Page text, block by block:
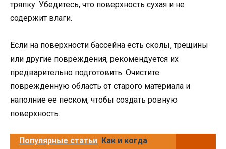
тряпку. Убедитесь, что поверхность сухая и не
содержит влаги.
Если на поверхности бассейна есть сколы, трещины
или другие повреждения, рекомендуется их
предварительно подготовить. Очистите
поврежденную область от старого материала и
наполние ее песком, чтобы создать ровную
поверхность.
Популярные статьи Как и когда